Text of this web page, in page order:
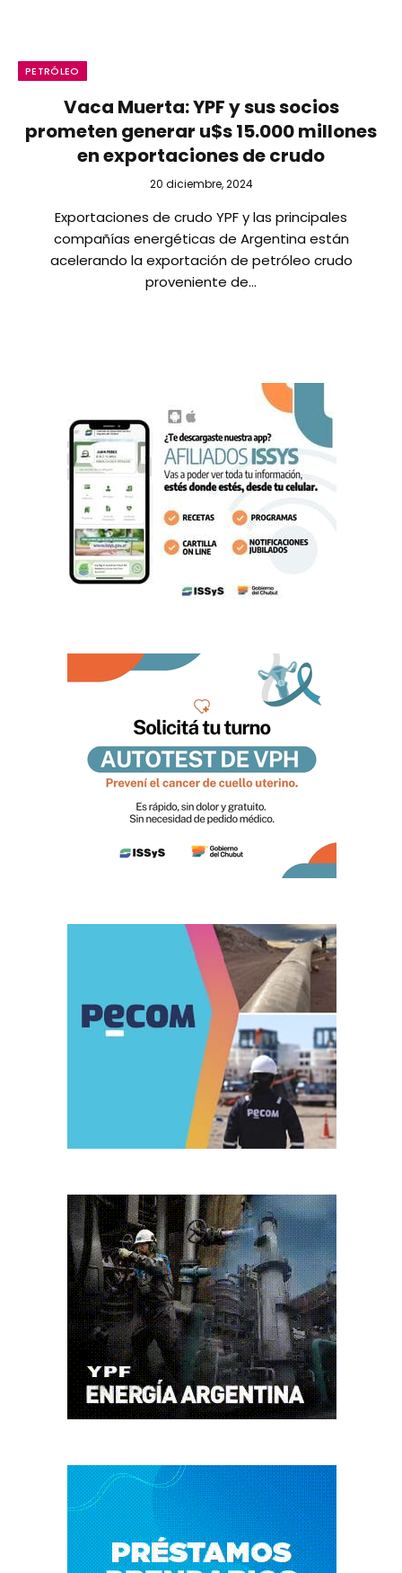
PETRÓLEO
Vaca Muerta: YPF y sus socios
prometen generar u$s 15.000 millones
en exportaciones de crudo
20 diciembre, 2024
Exportaciones de crudo YPF y las principales
compañías energéticas de Argentina están
acelerando la exportación de petróleo crudo
proveniente de…